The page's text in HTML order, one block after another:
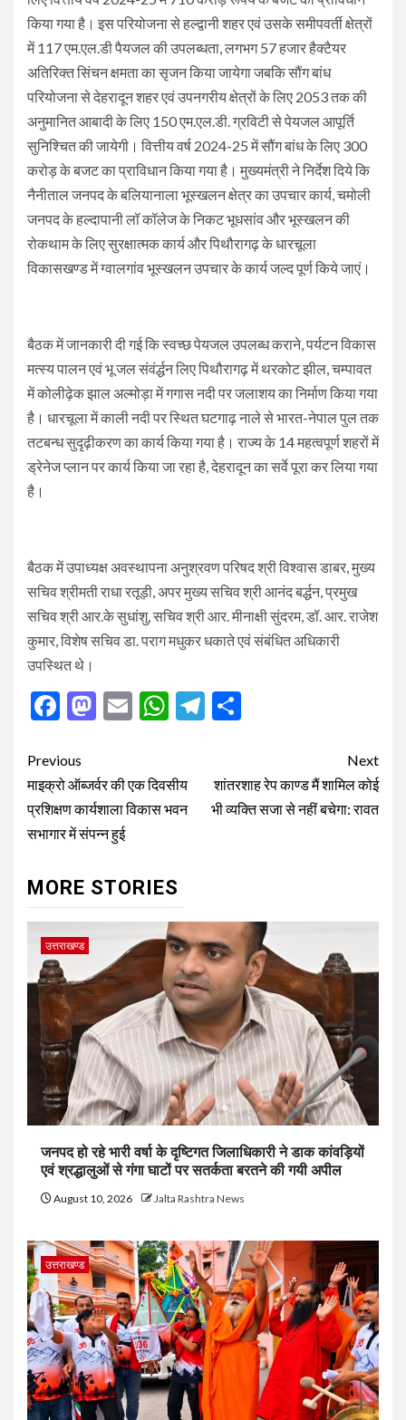
किया गया है। इस परियोजना से हल्द्वानी शहर एवं उसके समीपवर्ती क्षेत्रों
में 117 एम.एल.डी पैयजल की उपलब्धता, लगभग 57 हजार हैक्टैयर
अतिरिक्त सिंचन क्षमता का सृजन किया जायेगा जबकि सौंग बांध
परियोजना से देहरादून शहर एवं उपनगरीय क्षेत्रों के लिए 2053 तक की
अनुमानित आबादी के लिए 150 एम.एल.डी. ग्रविटी से पेयजल आपूर्ति
सुनिश्चित की जायेगी। वित्तीय वर्ष 2024-25 में सौंग बांध के लिए 300
करोड़ के बजट का प्राविधान किया गया है। मुख्यमंत्री ने निर्देश दिये कि
नैनीताल जनपद के बलियानाला भूस्खलन क्षेत्र का उपचार कार्य, चमोली
जनपद के हल्दापानी लॉ कॉलेज के निकट भूधसांव और भूस्खलन की
रोकथाम के लिए सुरक्षात्मक कार्य और पिथौरागढ़ के धारचूला
विकासखण्ड में ग्वालगांव भूस्खलन उपचार के कार्य जल्द पूर्ण किये जाएं।
बैठक में जानकारी दी गई कि स्वच्छ पेयजल उपलब्ध कराने, पर्यटन विकास
मत्स्य पालन एवं भू जल संवंर्द्धन लिए पिथौरागढ़ में थरकोट झील, चम्पावत
में कोलीढ़ेक झाल अल्मोड़ा में गगास नदी पर जलाशय का निर्माण किया गया
है। धारचूला में काली नदी पर स्थित घटगाढ़ नाले से भारत-नेपाल पुल तक
तटबन्ध सुदृढ़ीकरण का कार्य किया गया है। राज्य के 14 महत्वपूर्ण शहरों में
ड्रेनेज प्लान पर कार्य किया जा रहा है, देहरादून का सर्वे पूरा कर लिया गया
है।
बैठक में उपाध्यक्ष अवस्थापना अनुश्रवण परिषद श्री विश्वास डाबर, मुख्य
सचिव श्रीमती राधा रतूड़ी, अपर मुख्य सचिव श्री आनंद बर्द्धन, प्रमुख
सचिव श्री आर.के सुधांशु, सचिव श्री आर. मीनाक्षी सुंदरम, डॉ. आर. राजेश
कुमार, विशेष सचिव डा. पराग मधुकर धकाते एवं संबंधित अधिकारी
उपस्थित थे।
Facebook
Mastodon
EmailWhatsApp
Telegram
Post
navigation
Previous
माइक्रो ऑब्जर्वर की एक दिवसीय
प्रशिक्षण कार्यशाला विकास भवन
सभागार में संपन्न हुई
Next
शांतरशाह रेप काण्ड मैं शामिल कोई
भी व्यक्ति सजा से नहीं बचेगा: रावत
MORE STORIES
उत्तराखण्ड
जनपद हो रहे भारी वर्षा के दृष्टिगत जिलाधिकारी ने डाक कांवड़ियों
एवं श्रद्धालुओं से गंगा घाटों पर सतर्कता बरतने की गयी अपील
August 10, 2026 Jalta Rashtra News
उत्तराखण्ड